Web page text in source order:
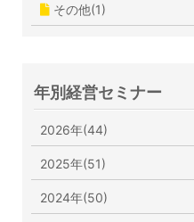
その他(1)
年別経営セミナー
2026年(44)
2025年(51)
2024年(50)